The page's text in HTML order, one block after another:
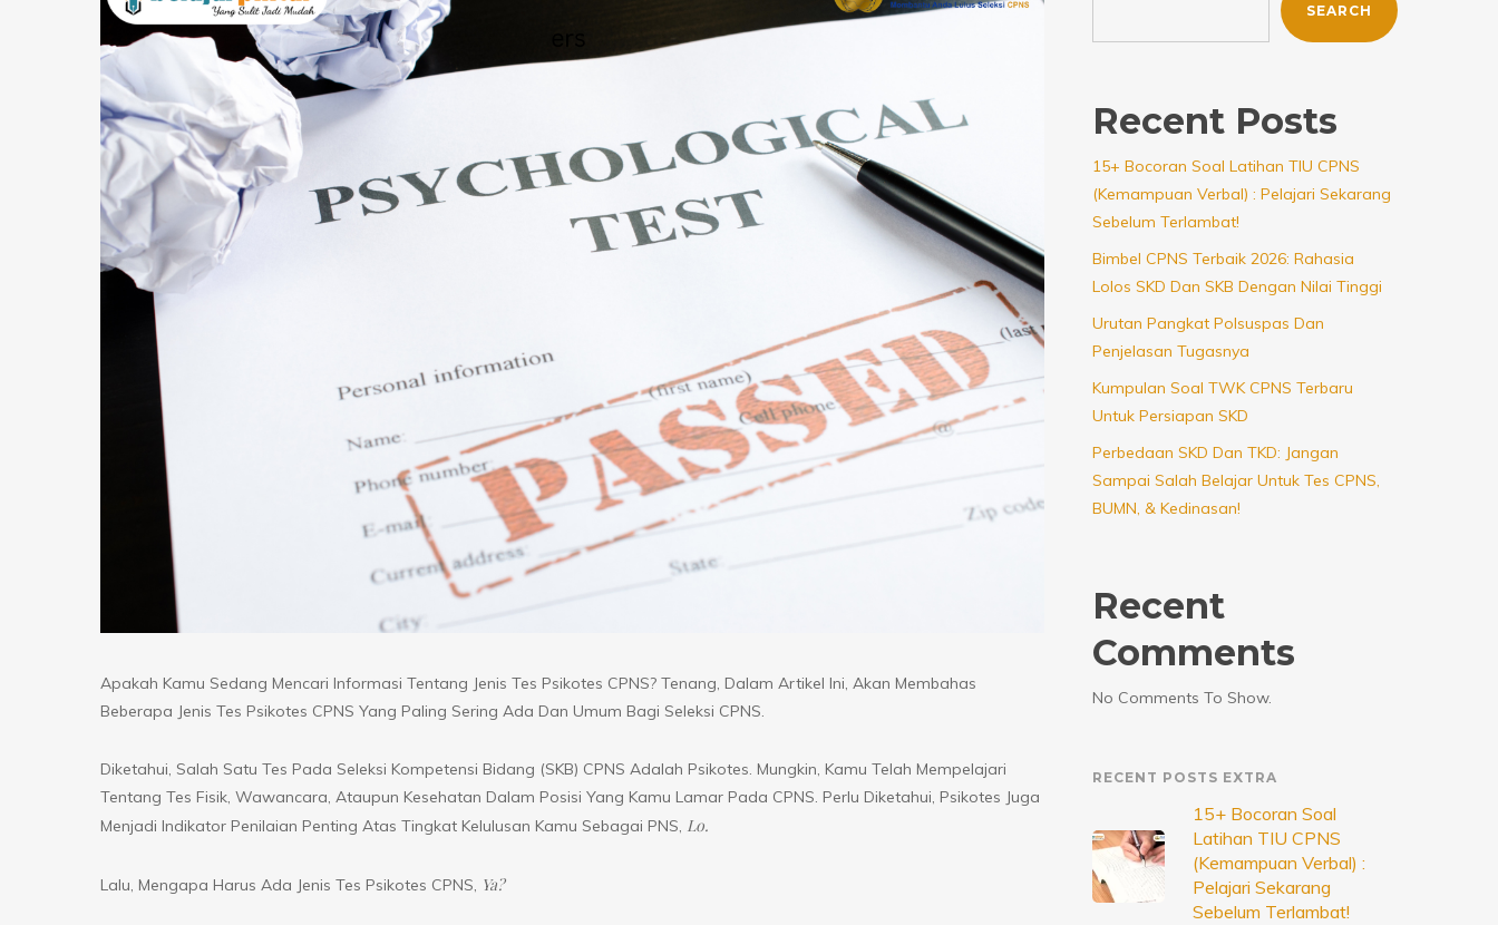
Apakah Kamu Sedang Mencari Informasi Tentang Jenis Tes Psikotes CPNS? Tenang, Dalam Artikel Ini, Akan Membahas
Beberapa Jenis Tes Psikotes CPNS Yang Paling Sering Ada Dan Umum Bagi Seleksi CPNS.
Diketahui, Salah Satu Tes Pada Seleksi Kompetensi Bidang (SKB) CPNS Adalah Psikotes. Mungkin, Kamu Telah Mempelajari
Tentang Tes Fisik, Wawancara, Ataupun Kesehatan Dalam Posisi Yang Kamu Lamar Pada CPNS. Perlu Diketahui, Psikotes Juga
Menjadi Indikator Penilaian Penting Atas Tingkat Kelulusan Kamu Sebagai PNS, Lo.
Lalu, Mengapa Harus Ada Jenis Tes Psikotes CPNS, Ya?
SEARCH
Recent Posts
15+ Bocoran Soal Latihan TIU CPNS
(Kemampuan Verbal) : Pelajari Sekarang
Sebelum Terlambat!
Bimbel CPNS Terbaik 2026: Rahasia
Lolos SKD Dan SKB Dengan Nilai Tinggi
Urutan Pangkat Polsuspas Dan
Penjelasan Tugasnya
Kumpulan Soal TWK CPNS Terbaru
Untuk Persiapan SKD
Perbedaan SKD Dan TKD: Jangan
Sampai Salah Belajar Untuk Tes CPNS,
BUMN, & Kedinasan!
Recent
Comments
No Comments To Show.
RECENT POSTS EXTRA
15+ Bocoran Soal
Latihan TIU CPNS
(Kemampuan Verbal) :
Pelajari Sekarang
Sebelum Terlambat!